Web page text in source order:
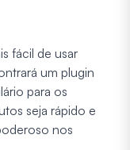
fácil de usar
um plugin
para os
seja rápido e
nos